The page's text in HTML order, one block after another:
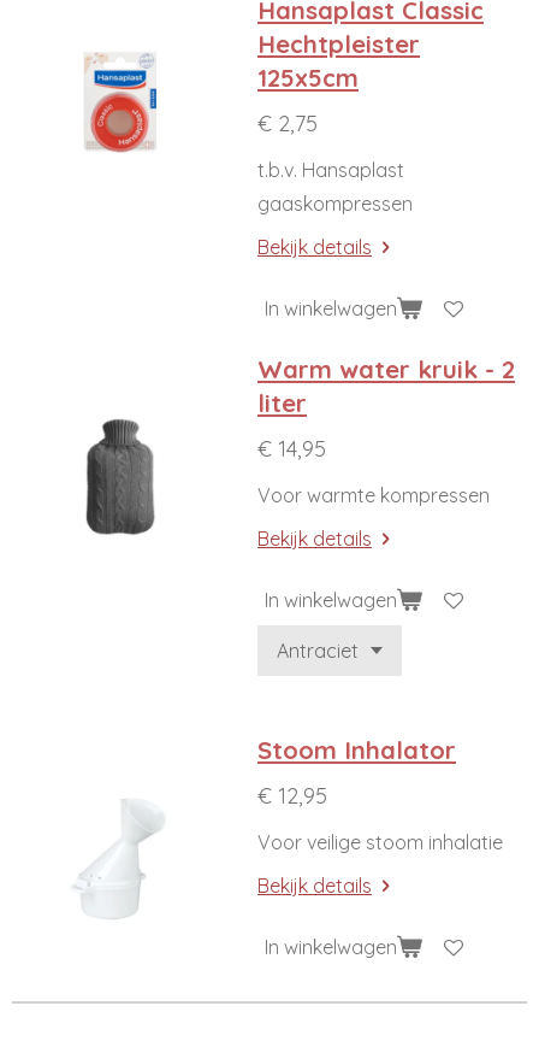
Hansaplast Classic
Hechtpleister
125x5cm
€ 2,75
t.b.v. Hansaplast
gaaskompressen
Bekijk details
In winkelwagen
Warm water kruik - 2
liter
€ 14,95
Voor warmte kompressen
Bekijk details
In winkelwagen
Stoom Inhalator
€ 12,95
Voor veilige stoom inhalatie
Bekijk details
In winkelwagen